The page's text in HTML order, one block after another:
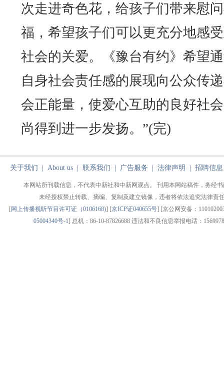
次走进奇色花，给孩子们带来慰
福，希望孩子们可以更充分地感
社会的关爱。《豫台有约》希望
自身社会责任感的展现向公众传
会正能量，使爱心互助的良好社
尚得到进一步发扬。”(完)
关于我们 About us| 联系我们 广告服务 法律声明 招聘信息
本网站所刊载信息，不代表中新社和中新网观点。 刊用本网站稿件，务经
未经授权禁止转载、摘编、复制及建立镜像，违者将依法追究法律责
[网上传播视听节目许可证（0106168)] [京ICP证040655号] [京公网安备：
05004340号-1] 总机：86-10-87826688 违法和不良信息举报电话：